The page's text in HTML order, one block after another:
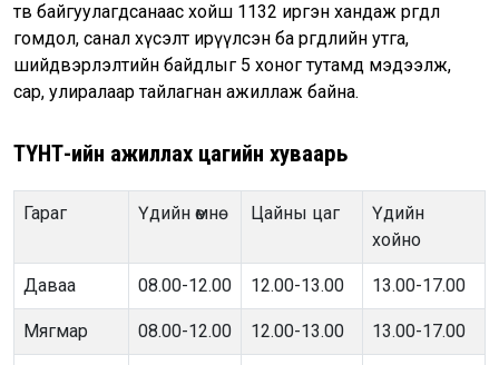
төв байгуулагдсанаас хойш 1132 иргэн хандаж өргөдөл
гомдол, санал хүсэлт ирүүлсэн ба өргөдлийн утга,
шийдвэрлэлтийн байдлыг 5 хоног тутамд мэдээлж,
сар, улиралаар тайлагнан ажиллаж байна.
ТҮНТ-ийн ажиллах цагийн хуваарь
Гараг Үдийн өмнө Цайны цаг
Үдийн
хойно
Даваа 08.00-12.00 12.00-13.00 13.00-17.00
Мягмар 08.00-12.00 12.00-13.00 13.00-17.00